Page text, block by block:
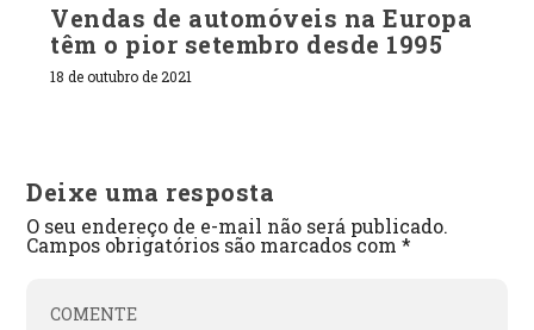
Vendas de automóveis na Europa
têm o pior setembro desde 1995
18 de outubro de 2021
Deixe uma resposta
O seu endereço de e-mail não será publicado.
Campos obrigatórios são marcados com*